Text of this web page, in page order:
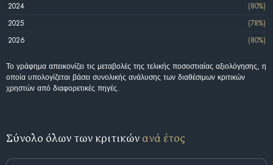
2024
(80%)
2025
(78%)
2026
(80%)
Το γράφημα απεικονίζει τις μεταβολές της τελικής ποσοστιαίας αξιολόγησης, η
οποία υπολογίζεται βάσει συνολικής ανάλυσης των διαθέσιμων κριτικών
χρηστών από διαφορετικές πηγές.
Σύνολο όλων των κριτικών ανά έτος